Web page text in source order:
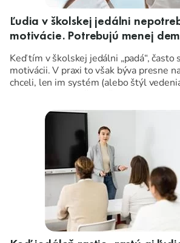
Ľudia v školskej jedálni
motivácie. Potrebujú menej
Keď tím v školskej jedálni „padá“, často
motivácii. V praxi to však býva presne
chceli, len im systém (alebo štýl
ktoré vedia spraviť stabilitu aj v náročnej